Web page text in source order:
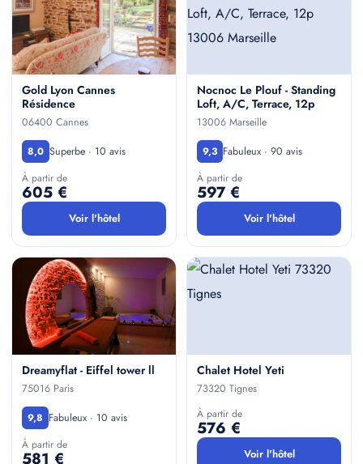
Gold Lyon Cannes
Résidence
06400 Cannes
8,0 Superbe · 10 avis
À partir de
605 €
Voir l'hôtel
Nocnoc Le Plouf - Standing
Loft, A/C, Terrace, 12p
13006 Marseille
9,3 Fabuleux · 90 avis
À partir de
597 €
Voir l'hôtel
Dreamyflat - Eiffel tower ll
75016 Paris
9,8 Fabuleux · 10 avis
À partir de
581 €
Chalet Hotel Yeti
73320 Tignes
À partir de
576 €
Voir l'hôtel